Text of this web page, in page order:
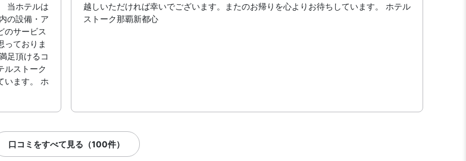
当ホテルは
の設備・ア
のサービス
っておりま
足頂けるコ
ルストーク
います。 ホ
越しいただければ幸いでございます。またのお帰りを心よりお待ちしています。 ホテル
ストーク那覇新都心
口コミをすべて見る（100件）